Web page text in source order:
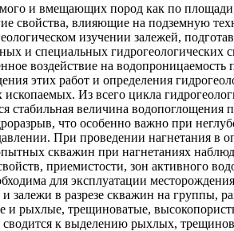
и вмещающих пород как по
свойства, влияющие на подземную
изучении залежей,
и специальных
воздействие на водопроницаемость
этих работ и определения
Из всего цикла
стабильная величина водопоглощения
что особенно важно при
При проведении нагнетания в
скважин при нагнетаниях
приемистости, зон активного
для эксплуатации
залежи в разрезе скважин на
рыхлые, трещиноватые,
сводится к выделению рыхлых,